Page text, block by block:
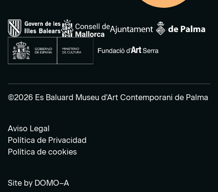
©2026 Es Baluard Museu d'Art Contemporani de Palma
Aviso Legal
Política de Privacidad
Política de cookies
Site by DOMO–A